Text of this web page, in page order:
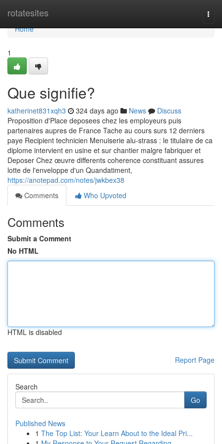
rotatesites
Home
Home
1
Que signifie?
katherinet831xqh3 324 days ago News
Discuss
Proposition d'Place deposees chez les employeurs puis
partenaires aupres de France Tache au cours surs 12 derniers
paye Recipient technicien Menuiserie alu-strass : le titulaire de ca
diplome intervient en usine et sur chantier malgre fabriquer et
Deposer Chez œuvre differents coherence constituant assures
lotte de l'enveloppe d'un Quandatiment,
https://anotepad.com/notes/jwkbex38
Comments
Who Upvoted
Comments
Submit a Comment
No HTML
HTML is disabled
Report Page
Search
Go
Published News
1 The Top List: Your Learn About to the Ideal Pri...